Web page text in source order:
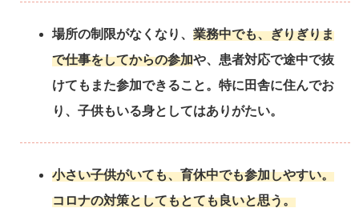
場所の制限がなくなり、 業務中でも、ぎりぎりま
で仕事をしてからの参加や、患者対応で途中で抜
けてもまた参加できること。特に田舎に住んでお
り、子供もいる身としてはありがたい。
小さい子供がいても、育休中でも参加しやすい。
コロナの対策としてもとても良いと思う。